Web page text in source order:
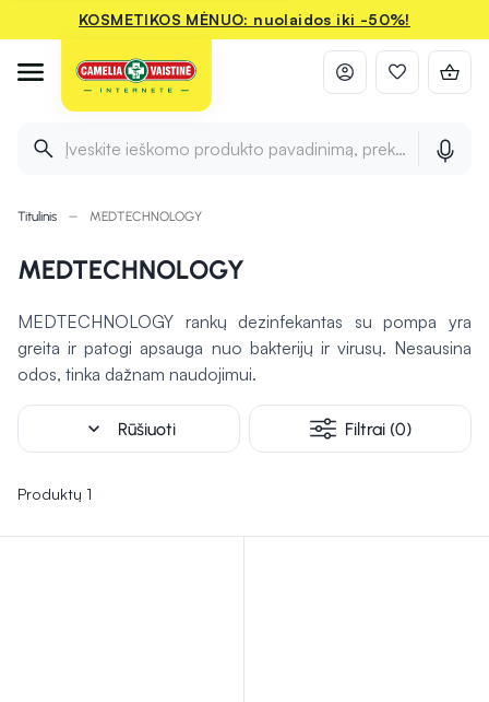
KOSMETIKOS MĖNUO: nuolaidos iki -50%!
Įveskite ieškomo produkto pavadinimą, prekės ženklą ir
Titulinis MEDTECHNOLOGY
MEDTECHNOLOGY
MEDTECHNOLOGY rankų dezinfekantas su pompa yra
greita ir patogi apsauga nuo bakterijų ir virusų. Nesausina
odos, tinka dažnam naudojimui.
expand_more Rūšiuoti Filtrai (0)
Produktų 1